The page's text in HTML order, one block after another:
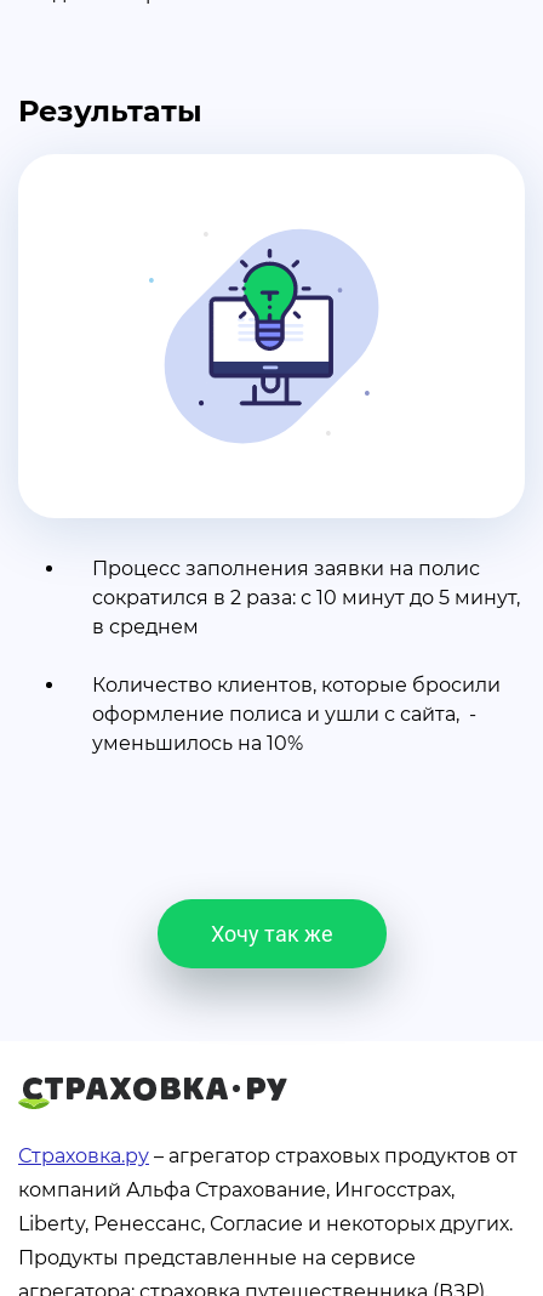
Результаты
Процесс заполнения заявки на полис
сократился в 2 раза: с 10 минут до 5 минут,
в среднем
Количество клиентов, которые бросили
оформление полиса и ушли с сайта, -
уменьшилось на 10%
Хочу так же
Страховка.ру – агрегатор страховых продуктов от
компаний Альфа Страхование, Ингосстрах,
Liberty, Ренессанс, Согласие и некоторых других.
Продукты представленные на сервисе